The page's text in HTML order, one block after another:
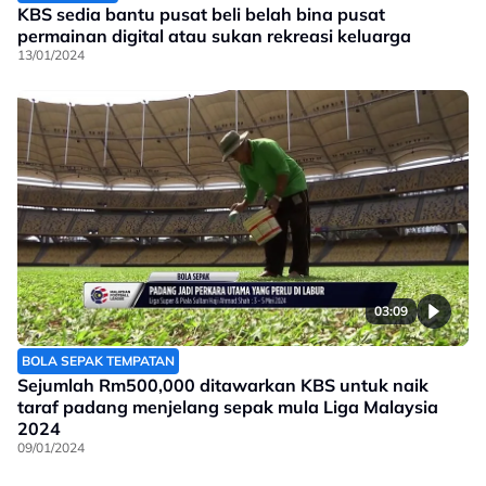
KBS sedia bantu pusat beli belah bina pusat
permainan digital atau sukan rekreasi keluarga
13/01/2024
03:09
BOLA SEPAK TEMPATAN
Sejumlah Rm500,000 ditawarkan KBS untuk naik
taraf padang menjelang sepak mula Liga Malaysia
2024
09/01/2024